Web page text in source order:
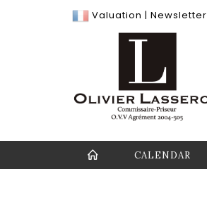
Valuation | Newsletter
CALENDAR